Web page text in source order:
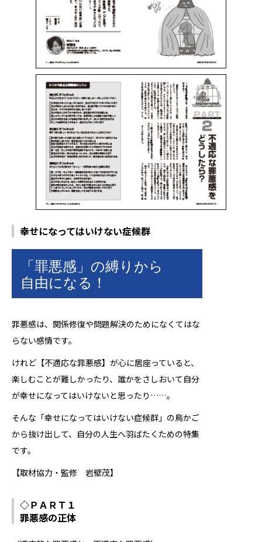
幸せになってはいけない症候群
「罪悪感」の縛りから
自由になる！
罪悪感は、関係修復や問題解決のためになくてはな
らない感情です。
けれど【不適応な罪悪感】が心に居座っていると、
楽しむことが難しかったり、誰かをさしおいて自分
が幸せになってはいけないと思ったり……。
そんな「幸せになってはいけない症候群」の鳥かご
から抜け出して、自分の人生へ羽ばたくための特集
です。
【取材協力・監修 岩壁茂】
◇ＰＡＲＴ１
罪悪感の正体